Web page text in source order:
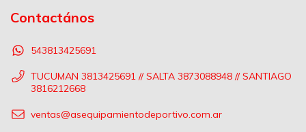
Contactános
543813425691
TUCUMAN 3813425691 // SALTA 3873088948 // SANTIAGO
3816212668
ventas@asequipamientodeportivo.com.ar